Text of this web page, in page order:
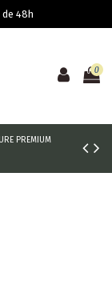
48h
0
PREMIUM